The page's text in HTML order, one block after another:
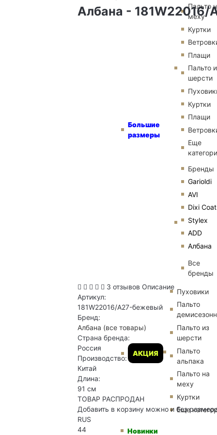
Большие
размеры
Пальто
меху
Куртки
Плащи
Пальто
шерсти
Куртки
Плащи
Еще
Бренды
Garioldi
AVI
Dixi Coat
Stylex
ADD
Албана
Все
бренды
АКЦИЯ
Пуховики
Пальто
Пальто из
шерсти
Пальто
альпака
Пальто на
меху
Куртки
Еще
Новинки
Албана - 181W22016/
3 отзывов Описание
Артикул:
181W22016/A27-бежевый
Бренд:
Албана (все товары)
Страна бренда:
Россия
Производство:
Китай
Длина:
91 см
ТОВАР РАСПРОДАН
Добавить в корзину можно и без
RUS
44